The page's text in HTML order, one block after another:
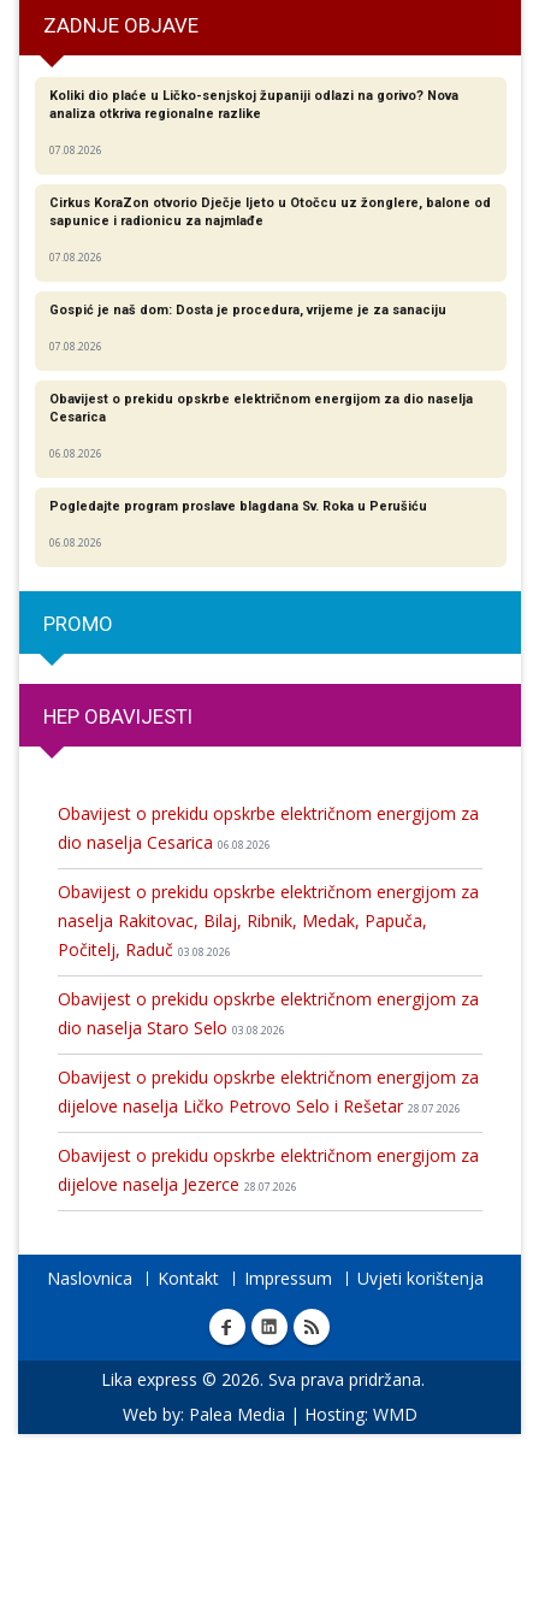
ZADNJE OBJAVE
Koliki dio plaće u Ličko-senjskoj županiji odlazi na gorivo? Nova
analiza otkriva regionalne razlike​
07.08.2026
Cirkus KoraZon otvorio Dječje ljeto u Otočcu uz žonglere, balone od
sapunice i radionicu za najmlađe
07.08.2026
Gospić je naš dom: Dosta je procedura, vrijeme je za sanaciju
07.08.2026
Obavijest o prekidu opskrbe električnom energijom za dio naselja
Cesarica
06.08.2026
Pogledajte program proslave blagdana Sv. Roka u Perušiću
06.08.2026
PROMO
HEP OBAVIJESTI
Obavijest o prekidu opskrbe električnom energijom za
dio naselja Cesarica 06.08.2026
Obavijest o prekidu opskrbe električnom energijom za
naselja Rakitovac, Bilaj, Ribnik, Medak, Papuča,
Počitelj, Raduč 03.08.2026
Obavijest o prekidu opskrbe električnom energijom za
dio naselja Staro Selo 03.08.2026
Obavijest o prekidu opskrbe električnom energijom za
dijelove naselja Ličko Petrovo Selo i Rešetar 28.07.2026
Obavijest o prekidu opskrbe električnom energijom za
dijelove naselja Jezerce 28.07.2026
Naslovnica Kontakt Impressum Uvjeti korištenja
Lika express © 2026. Sva prava pridržana.
Web by: Palea Media | Hosting: WMD